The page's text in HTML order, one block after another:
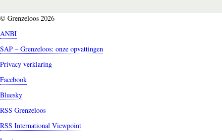
© Grenzeloos 2026
ANBI
SAP – Grenzeloos: onze opvattingen
Privacy verklaring
Facebook
Bluesky
RSS Grenzeloos
RSS International Viewpoint